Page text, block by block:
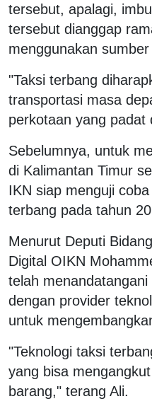
tersebut, apalagi,
tersebut dianggap
menggunakan
"Taksi terbang
transportasi masa
perkotaan yang padat
Sebelumnya, untuk
di Kalimantan Timur
IKN siap menguji
terbang pada tahun
Menurut Deputi
Digital OIKN
telah
dengan provider
untuk
"Teknologi taksi
yang bisa
barang," terang Ali.